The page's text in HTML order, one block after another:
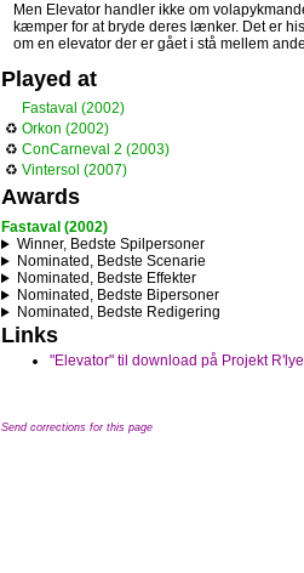
Men Elevator handler ikke om
kæmper for at bryde deres lænker. Det er
om en elevator der er gået i stå mellem
Played at
Fastaval (2002)
♻ Orkon (2002)
♻ ConCarneval 2 (2003)
♻ Vintersol (2007)
Awards
Fastaval (2002)
Winner, Bedste Spilpersoner
Nominated, Bedste Scenarie
Nominated, Bedste Effekter
Nominated, Bedste Bipersoner
Nominated, Bedste Redigering
Links
"Elevator" til download på Projekt
Send corrections for this page